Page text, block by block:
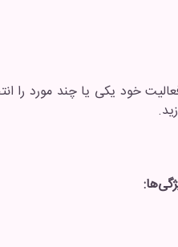
خود یکی یا چند مورد را